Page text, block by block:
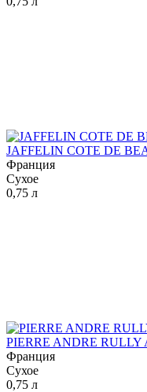
JAFFELIN COTE DE
Франция
Сухое
0,75 л
PIERRE ANDRE RULLY
Франция
Сухое
0,75 л